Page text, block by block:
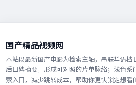
国产精品视频网
本站以最新国产电影为检索主轴，串联华语档
后口碑摘要，形成可对照的片单脉络；浅色系
索入口，减少跳转成本，帮助你更快锁定想看